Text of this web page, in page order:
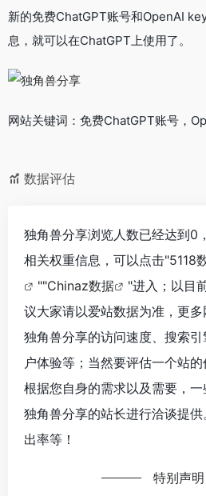
新的免费ChatGPT账号和OpenAI
息，就可以在ChatGPT上使用了。
网站关键词：免费ChatGPT账号，
数据评估
独角兽分享浏览人数已经达到0
相关权重信息，可以点击"5118
""Chinaz数据
"进入；以目
议大家请以爱站数据为准，更多
独角兽分享的访问速度、搜索
户体验等；当然要评估一个站
根据您自身的需求以及需要，
独角兽分享的站长进行洽谈提
出率等！
特别声明